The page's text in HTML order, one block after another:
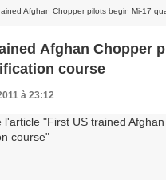
Afghan Chopper pilots begin Mi-17
Afghan Chopper
course
à 23:12